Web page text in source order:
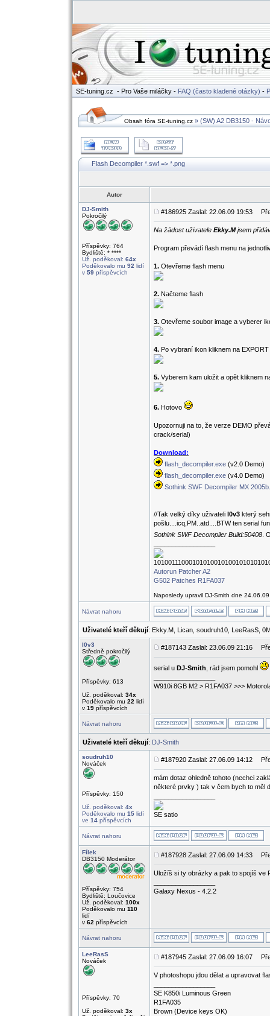
SE-tuning.cz - Pro Vaše miláčky - FAQ (často kladené otázky) -
Obsah fóra SE-tuning.cz » (SW) A2 DB3150 -
Flash Decompiler *.swf => *.png
Autor
DJ-Smith
Pokročilý
Příspěvky: 764
Bydliště: * ****
Už. poděkoval: 64x
Poděkovalo mu 92 lidí
v 59 příspěvcích
#186925 Zaslal: 22.06.09 19:53
Na žádost uživatele Ekky.Mjsem
Program převádí flash menu na
1. Otevřeme flash menu
2. Načteme flash
3. Otevřeme soubor image a vyberer
4. Po vybraní ikon kliknem na
5. Vyberem kam uložit a opět kliknem
6. Hotovo
Upozornuji na to, že verze DEMO
crack/serial)
Download:
flash_decompiler.exe (v2.0 Demo)
flash_decompiler.exe (v4.0 Demo)
Sothink SWF Decompiler MX
//Tak velký díky uživateli l0v3 který
pošlu....icq,PM..atd....BTW ten serial
Sothink SWF Decompiler Build:50408 .
Autorun Patcher A2
G502 Patches R1FA037
Naposledy upravil DJ-Smith dne
Návrat nahoru
Uživatelé kteří děkují: Ekky.M, Lican, soudruh10, LeeRasS,
l0v3
Středně pokročilý
Příspěvky: 613
Už. poděkoval: 34x
Poděkovalo mu 22 lidí
v 19 příspěvcích
#187143 Zaslal: 23.06.09 21:16
serial u DJ-Smith , rád jsem pomohl
W910i 8GB M2 > R1FA037 >>>
Návrat nahoru
Uživatelé kteří děkují: DJ-Smith
soudruh10
Nováček
Příspěvky: 150
Už. poděkoval: 4x
Poděkovalo mu 15 lidí
ve 14 příspěvcích
#187920 Zaslal: 27.06.09 14:12
mám dotaz ohledně tohoto (nechci
některé prvky ) tak v čem bych to měl
SE satio
Návrat nahoru
Fílek
DB3150 Moderátor
Příspěvky: 754
Bydliště: Loučovice
Už. poděkoval: 100x
Poděkovalo mu 110
lidí
v 62 příspěvcích
#187928 Zaslal: 27.06.09 14:33
Uložíš si ty obrázky a pak to spojíš ve
Galaxy Nexus - 4.2.2
Návrat nahoru
LeeRasS
Nováček
Příspěvky: 70
Už. poděkoval: 3x
#187945 Zaslal: 27.06.09 16:07
V photoshopu jdou dělat a upravovat
SE K850i Luminous Green
R1FA035
Brown (Device keys OK)